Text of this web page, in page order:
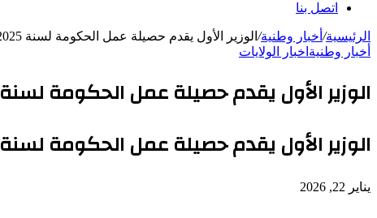
اتصل بنا
الرئيسية/ أخبار وطنية/ الوزير الأول يقدم حصيلة عمل الحكومة لسنة 2025 وآفاقها لسنة 2026 أمام الجمعية الوطنية
أخبار وطنية اخبار الولايات
الوزير الأول يقدم حصيلة عمل الحكومة لسنة 2025 وآفاقها لسنة 2026 أمام الجمعية الوطنية
الوزير الأول يقدم حصيلة عمل الحكومة لسنة 2025 وآفاقها لسنة 2026 أمام الجمعية الوطنية
يناير 22, 2026